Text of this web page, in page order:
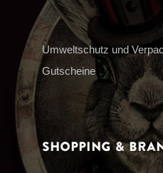
Umweltschutz und
Gutscheine
Shopping &